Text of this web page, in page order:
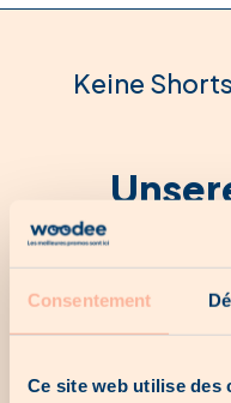
Consentement
Ce site web utilise des
Keine
Kein